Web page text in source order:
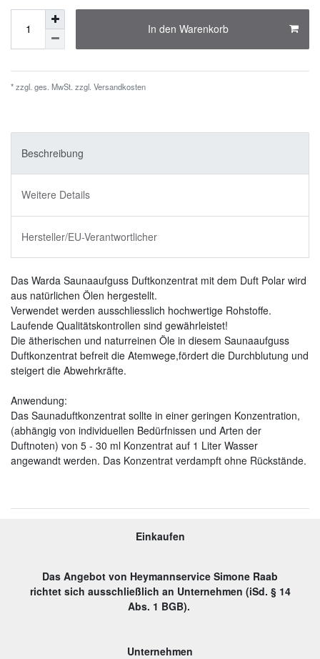
In den Warenkorb
* zzgl. ges. MwSt. zzgl. Versandkosten
Beschreibung
Weitere Details
Hersteller/EU-Verantwortlicher
Das Warda Saunaaufguss Duftkonzentrat mit dem Duft Polar wird
aus natürlichen Ölen hergestellt.
Verwendet werden ausschliesslich hochwertige Rohstoffe.
Laufende Qualitätskontrollen sind gewährleistet!
Die ätherischen und naturreinen Öle in diesem Saunaaufguss
Duftkonzentrat befreit die Atemwege,fördert die Durchblutung und
steigert die Abwehrkräfte.
Anwendung:
Das Saunaduftkonzentrat sollte in einer geringen Konzentration,
(abhängig von individuellen Bedürfnissen und Arten der
Duftnoten) von 5 - 30 ml Konzentrat auf 1 Liter Wasser
angewandt werden. Das Konzentrat verdampft ohne Rückstände.
Einkaufen
Das Angebot von Heymannservice Simone Raab
richtet sich ausschließlich an Unternehmen (iSd. § 14
Abs. 1 BGB).
Unternehmen